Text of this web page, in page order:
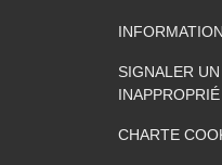
SIGNALER
INAPPROPRIÉ
CHARTE